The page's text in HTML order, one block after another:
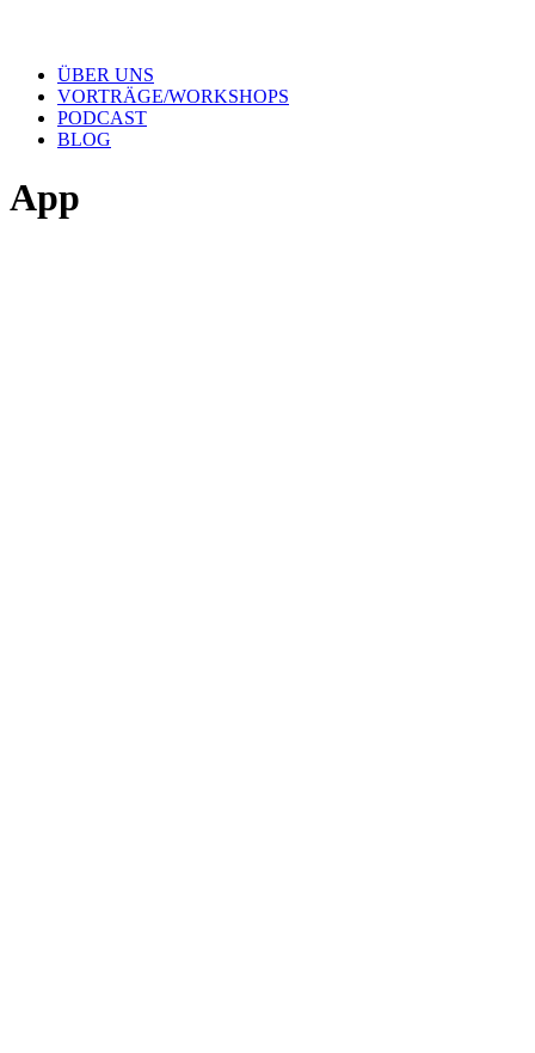
ÜBER UNS
VORTRÄGE/WORKSHOPS
PODCAST
BLOG
App